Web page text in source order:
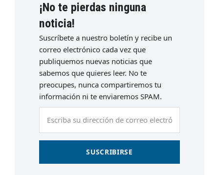
¡No te pierdas ninguna
noticia!
Suscríbete a nuestro boletín y recibe un
correo electrónico cada vez que
publiquemos nuevas noticias que
sabemos que quieres leer. No te
preocupes, nunca compartiremos tu
información ni te enviaremos SPAM.
SUSCRIBIRSE